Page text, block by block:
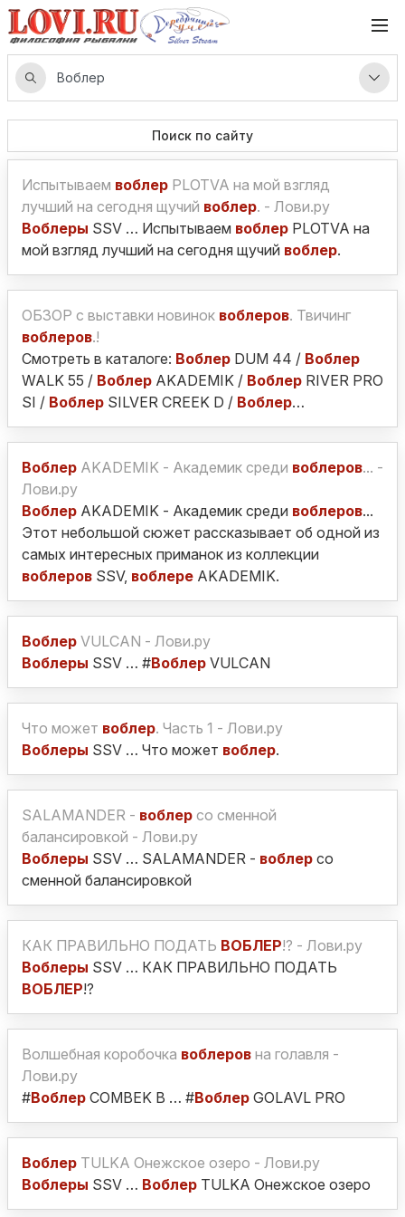
Поиск по сайту
Испытываем воблер PLOTVA на мой взгляд
лучший на сегодня щучий воблер. - Лови.ру
Воблеры SSV … Испытываем воблер PLOTVA на
мой взгляд лучший на сегодня щучий воблер.
ОБЗОР с выставки новинок воблеров. Твичинг
воблеров.!
Смотреть в каталоге: Воблер DUM 44 / Воблер
WALK 55 / Воблер AKADEMIK / Воблер RIVER PRO
SI / Воблер SILVER CREEK D / Воблер…
Воблер AKADEMIK - Академик среди воблеров... -
Лови.ру
Воблер AKADEMIK - Академик среди воблеров...
Этот небольшой сюжет рассказывает об одной из
самых интересных приманок из коллекции
воблеров SSV, воблере AKADEMIK.
Воблер VULCAN - Лови.ру
Воблеры SSV … #Воблер VULCAN
Что может воблер. Часть 1 - Лови.ру
Воблеры SSV … Что может воблер.
SALAMANDER - воблер со сменной
балансировкой - Лови.ру
Воблеры SSV … SALAMANDER - воблер со
сменной балансировкой
КАК ПРАВИЛЬНО ПОДАТЬ ВОБЛЕР!? - Лови.ру
Воблеры SSV … КАК ПРАВИЛЬНО ПОДАТЬ
ВОБЛЕР!?
Волшебная коробочка воблеров на голавля -
Лови.ру
#Воблер COMBEK B … #Воблер GOLAVL PRO
Воблер TULKA Онежское озеро - Лови.ру
Воблеры SSV … Воблер TULKA Онежское озеро